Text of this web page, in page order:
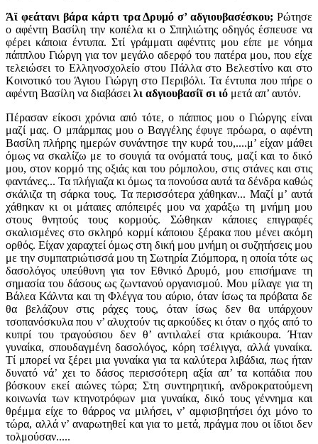
Άϊ φεάτανι βάρα κάρτι τρα Δρυμό σ’ αδγιουβασέσκου; Ρώτησε
ο αφέντη Βασίλη την κοπέλα κι ο Σπηλιώτης οδηγός έσπευσε να
φέρει κάποια έντυπα. Στί γράμματι αφέντιτς μου είπε με νόημα
πάππλου Γιώργη για τον μεγάλο αδερφό του πατέρα μου, που είχε
τελειώσει το Ελληνοσχολείο στου Πάλλα στο Βελεστίνο και στο
Κοινοτικό του Άγιου Γιώργη στο Περιβόλι. Τα έντυπα που πήρε ο
αφέντη Βασίλη να διαβάσει λι αδγιουβασίϊ σι ιό μετά απ’ αυτόν.
Πέρασαν είκοσι χρόνια από τότε, ο πάππος μου ο Γιώργης είναι
μαζί μας. Ο μπάρμπας μου ο Βαγγέλης έφυγε πρόωρα, ο αφέντη
Βασίλη πλήρης ημερών συνάντησε την κυρά του,....μ’ είχαν μάθει
όμως να σκαλίζω με το σουγιά τα ονόματά τους, μαζί και το δικό
μου, στον κορμό της οξιάς και του ρόμπολου, στις στάνες και στις
φαντάνες... Τα πλήγιαζα κι όμως τα πονούσα αυτά τα δένδρα καθώς
σκάλιζα τη σάρκα τους. Τα περισσότερα χάθηκαν... Μαζί μ’ αυτά
χάθηκαν κι οι μάταιες απόπειρές μου να χαράξω τη μνήμη μου
στους θνητούς τους κορμούς. Σώθηκαν κάποιες επιγραφές
σκαλισμένες στο σκληρό κορμί κάποιου ξέρακα που μένει ακόμη
ορθός. Είχαν χαραχτεί όμως στη δική μου μνήμη οι συζητήσεις μου
με την συμπατριώτισσά μου τη Σωτηρία Ζιόμπορα, η οποία τότε ως
δασολόγος υπεύθυνη για τον Εθνικό Δρυμό, μου επισήμανε τη
σημασία του δάσους ως ζωντανού οργανισμού. Μου μίλαγε για τη
Βάλεα Κάλντα και τη Φλέγγα του αύριο, όταν ίσως τα πρόβατα δε
θα βελάζουν στις ράχες τους, όταν ίσως δεν θα υπάρχουν
τσοπανόσκυλα που ν’ αλυχτούν τις αρκούδες κι όταν ο ηχός από το
κυπρί του τραγούσιου δεν θ’ αντιλαλεί στα κριάκουρα. Ήταν
γυναίκα, σπουδαγμένη δασολόγος, κόρη τσέλιγγα, αλλά γυναίκα.
Τί μπορεί να ξέρει μια γυναίκα για τα καλύτερα λιβάδια, πως ήταν
δυνατό νά’ χει το δάσος περισσότερη αξία απ’ τα κοπάδια που
βόσκουν εκεί αιώνες τώρα; Στη συντηρητική, ανδροκρατούμενη
κοινωνία των κτηνοτρόφων μια γυναίκα, δικό τους γέννημα και
θρέμμα είχε το θάρρος να μιλήσει, ν’ αμφισβητήσει όχι μόνο το
τώρα, αλλά ν’ αναρωτηθεί και για το μετά, πράγμα που οι ίδιοι δεν
τολμούσαν.....